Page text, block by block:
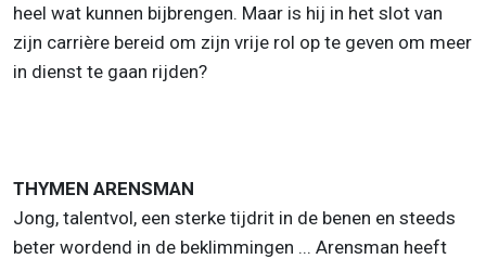
heel wat kunnen bijbrengen. Maar is hij in het slot van
zijn carrière bereid om zijn vrije rol op te geven om meer
in dienst te gaan rijden?
THYMEN ARENSMAN
Jong, talentvol, een sterke tijdrit in de benen en steeds
beter wordend in de beklimmingen ... Arensman heeft